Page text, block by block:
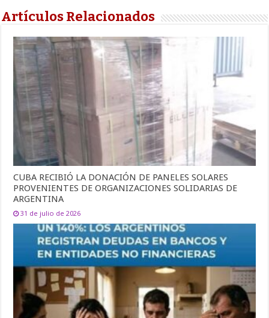
Artículos Relacionados
CUBA RECIBIÓ LA DONACIÓN DE PANELES SOLARES
PROVENIENTES DE ORGANIZACIONES SOLIDARIAS DE
ARGENTINA
31 de julio de 2026